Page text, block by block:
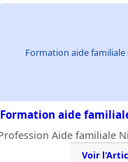
Formation aide
Formation aide
Aide familiale
Voir